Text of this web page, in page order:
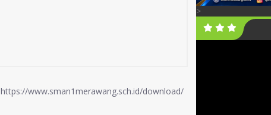
https://www.sman1merawang.sch.id/download/
>